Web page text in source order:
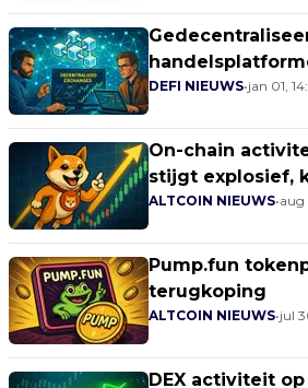
futures sluiten
DEFI NIEUWS•jan 01,
On-chain
stijgt explosief,
volgen?
ALTCOIN NIEUWS•aug
Pump.fun
terugkoping
ALTCOIN NIEUWS•jul
DEX activiteit